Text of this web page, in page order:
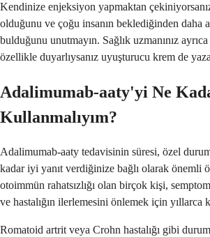
Kendinize enjeksiyon yapmaktan
olduğunu ve çoğu insanın beklediğinden daha
bulduğunu unutmayın. Sağlık uzmanınız
özellikle duyarlıysanız uyuşturucu krem de
Adalimumab-aaty'yi Ne
Kullanmalıyım?
Adalimumab-aaty tedavisinin süresi, özel
kadar iyi yanıt verdiğinize bağlı olarak önemli
otoimmün rahatsızlığı olan birçok kişi,
ve hastalığın ilerlemesini önlemek için yıllarca
Romatoid artrit veya Crohn hastalığı gibi